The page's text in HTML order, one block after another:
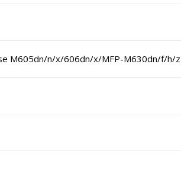
M605dn/n/x/606dn/x/MFP-M630dn/f/h/z